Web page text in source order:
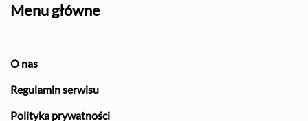
Menu główne
O nas
Regulamin serwisu
Polityka prywatności